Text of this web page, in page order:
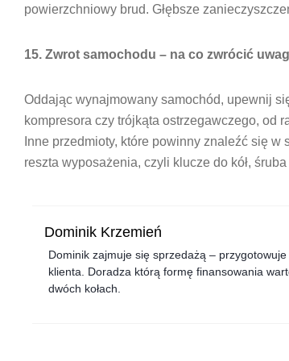
powierzchniowy brud. Głębsze
15. Zwrot samochodu – na co zwrócić
Oddając wynajmowany samochód, upewnij
kompresora czy trójkąta ostrzegawczego, od
Inne przedmioty, które powinny znaleźć się
reszta wyposażenia, czyli klucze do kół,
Dominik Krzemień
Dominik zajmuje się sprzedażą –
klienta. Doradza którą formę finansowania
dwóch kołach.